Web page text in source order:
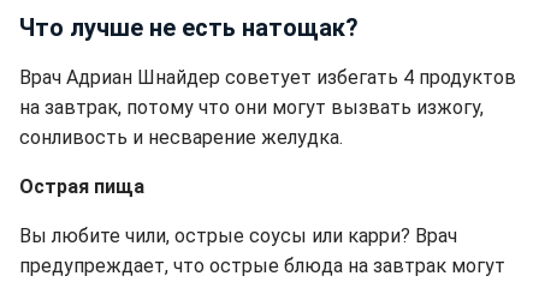
Что лучше не есть натощак?
Врач Адриан Шнайдер советует избегать 4 продуктов
на завтрак, потому что они могут вызвать изжогу,
сонливость и несварение желудка.
Острая пища
Вы любите чили, острые соусы или карри? Врач
предупреждает, что острые блюда на завтрак могут